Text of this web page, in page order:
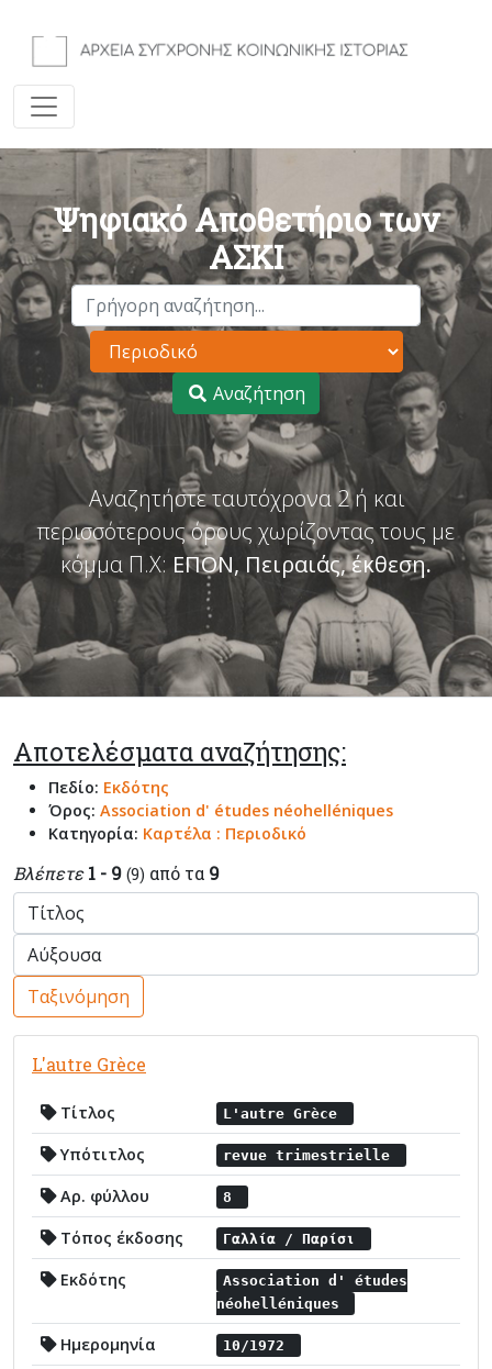
Ψηφιακό Αποθετήριο των
ΑΣΚΙ
Αναζήτηση
Αναζητήστε ταυτόχρονα 2 ή και
περισσότερους όρους χωρίζοντας τους με
κόμμα Π.Χ: ΕΠΟΝ, Πειραιάς, έκθεση.
Αποτελέσματα αναζήτησης:
Πεδίο: Εκδότης
Όρος: Association d' études néohelléniques
Κατηγορία: Καρτέλα : Περιοδικό
Βλέπετε 1 - 9 (9) από τα 9
Ταξινόμηση
L'autre Grèce
Τίτλος L'autre Grèce
Υπότιτλος revue trimestrielle
Αρ. φύλλου 8
Τόπος έκδοσης Γαλλία / Παρίσι
Εκδότης
Association d' études
néohelléniques
Ημερομηνία 10/1972